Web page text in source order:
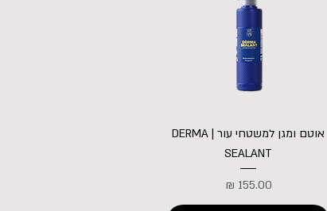
אוטם ומגן למשטחי עור | DERMA
SEALANT
מחיר